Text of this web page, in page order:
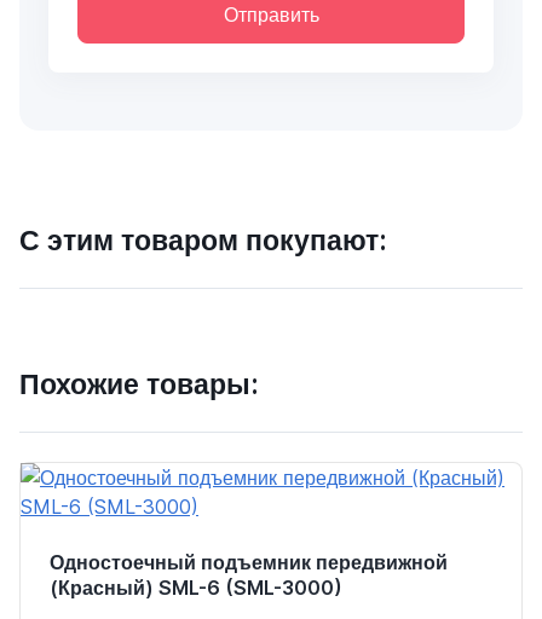
Отправить
С этим товаром покупают:
Похожие товары:
Одностоечный подъемник передвижной
(Красный) SML-6 (SML-3000)